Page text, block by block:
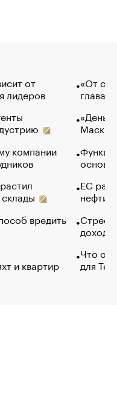
от
лидеров
компании
вредить
и квартир
«От
глава
Маск в
основ
ЕС
нефти
Что
для